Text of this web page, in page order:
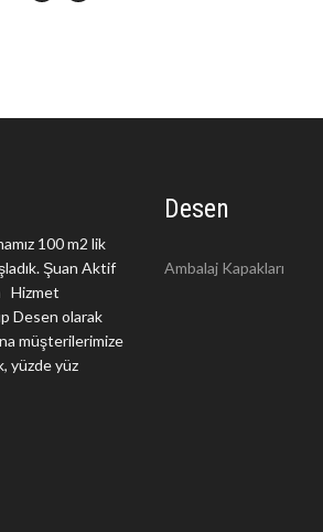
100 m2 lik
Şuan Aktif
Hizmet
Desen olarak
müşterilerimize
yüzde yüz
Desen
Ambalaj Kapakları